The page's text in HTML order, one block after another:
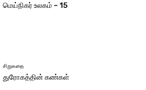
மெய்நிகர் உலகம் – 15
சிறுகதை
துரோகத்தின் கண்கள்